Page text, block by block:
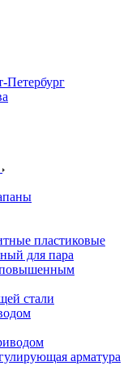
Петербург
пластиковые
для пара
повышенным
стали
арматура